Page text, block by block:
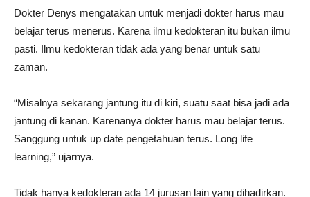
Dokter Denys mengatakan untuk menjadi dokter harus mau
belajar terus menerus. Karena ilmu kedokteran itu bukan ilmu
pasti. Ilmu kedokteran tidak ada yang benar untuk satu
zaman.
“Misalnya sekarang jantung itu di kiri, suatu saat bisa jadi ada
jantung di kanan. Karenanya dokter harus mau belajar terus.
Sanggung untuk up date pengetahuan terus. Long life
learning,” ujarnya.
Tidak hanya kedokteran ada 14 jurusan lain yang dihadirkan.